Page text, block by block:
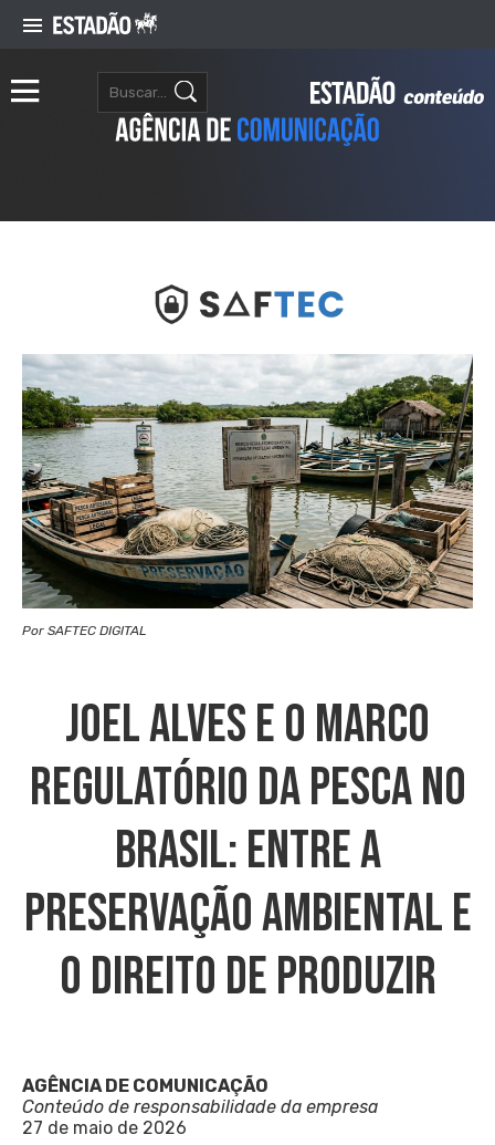
Por SAFTEC DIGITAL
Joel Alves E O Marco
Regulatório Da Pesca No
Brasil: Entre A
Preservação Ambiental E
O Direito De Produzir
AGÊNCIA DE COMUNICAÇÃO
Conteúdo de responsabilidade da empresa
27 de maio de 2026